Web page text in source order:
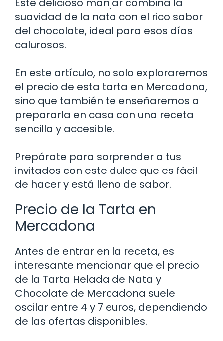
Este delicioso manjar combina la
suavidad de la nata con el rico sabor
del chocolate, ideal para esos días
calurosos.
En este artículo, no solo exploraremos
el precio de esta tarta en Mercadona,
sino que también te enseñaremos a
prepararla en casa con una receta
sencilla y accesible.
Prepárate para sorprender a tus
invitados con este dulce que es fácil
de hacer y está lleno de sabor.
Precio de la Tarta en
Mercadona
Antes de entrar en la receta, es
interesante mencionar que el precio
de la Tarta Helada de Nata y
Chocolate de Mercadona suele
oscilar entre 4 y 7 euros, dependiendo
de las ofertas disponibles.